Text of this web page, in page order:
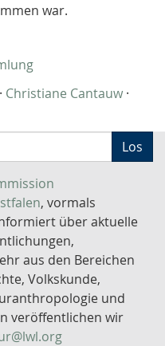
war.
· Christiane Cantauw ·
Los
, vormals
über aktuelle
aus den Bereichen
Volkskunde,
und
veröffentlichen wir